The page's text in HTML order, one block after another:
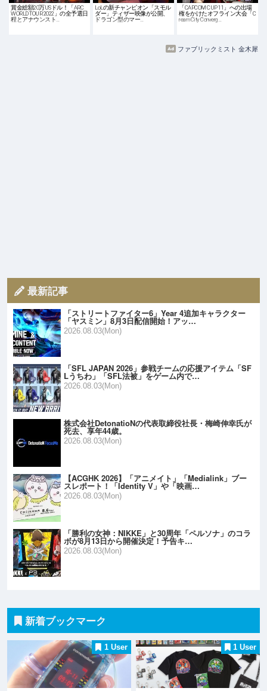
賞金総額20万USドル！「ARC
WORLD TOUR 2022」の全予選日
程とアナウンスト…
LoLの新チャンピオン「スモル
ダー」ティザー映像が公開、
ドラゴン型のマー…
「CAPCOM CUP 11」への出場
権をかけたオフライン大会「C
ream City Converg…
ファブリックミスト 金木犀
最新記事
「ストリートファイター6」Year 4追加キャラクター
「ヤスミン」8月3日配信開始！アッ…
2026.08.03(Mon)
「SFL JAPAN 2026」参戦チームの応援アイテム「SF
Lうちわ」「SFL法被」をゲーム内で…
2026.08.03(Mon)
株式会社DetonatioNの代表取締役社長・梅崎伸幸氏が
死去、享年44歳。
2026.08.03(Mon)
【ACGHK 2026】「アニメイト」「Medialink」ブー
スレポート！「Identity V」や「映画…
2026.08.03(Mon)
「勝利の女神：NIKKE」と30周年「ペルソナ」のコラ
ボが8月13日から開催決定！予告キ…
2026.08.03(Mon)
新着ブックマーク
1 User 1 User